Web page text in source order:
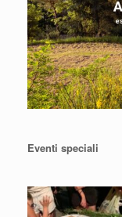
Eventi speciali